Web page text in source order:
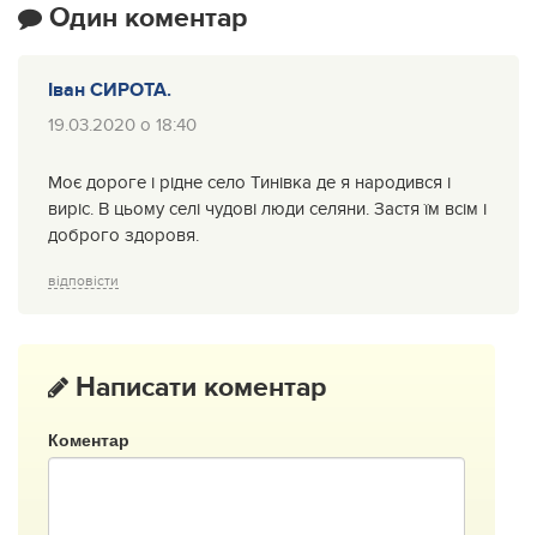
Один коментар
Іван СИРОТА.
19.03.2020 о 18:40
Моє дороге і рідне село Тинівка де я народився і
виріс. В цьому селі чудові люди селяни. Застя їм всім і
доброго здоровя.
відповісти
Написати коментар
Коментар